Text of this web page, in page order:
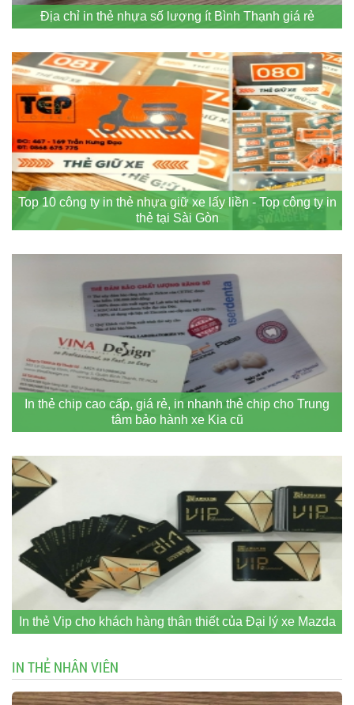
Địa chỉ in thẻ nhựa số lượng ít Bình Thạnh giá rẻ
Top 10 công ty in thẻ nhựa giữ xe lấy liền - Top công ty in
thẻ tại Sài Gòn
In thẻ chip cao cấp, giá rẻ, in nhanh thẻ chip cho Trung
tâm bảo hành xe Kia cũ
In thẻ Vip cho khách hàng thân thiết của Đại lý xe Mazda
IN THẺ NHÂN VIÊN